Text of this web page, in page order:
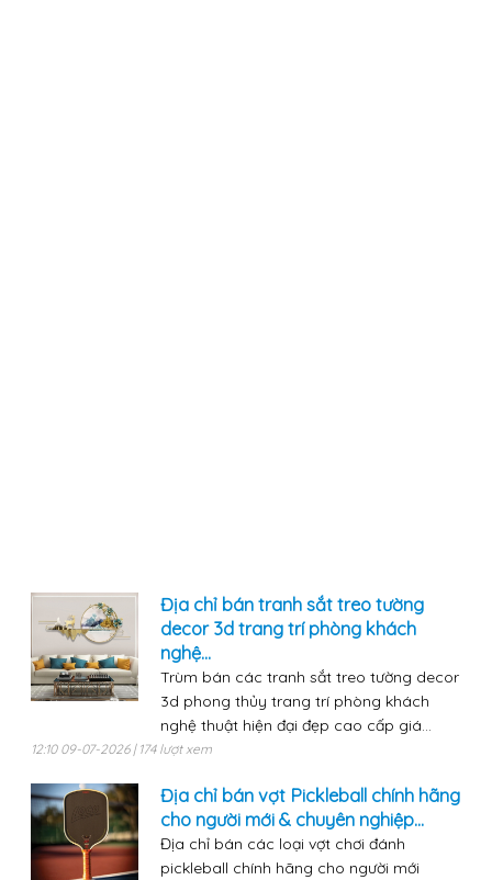
Địa chỉ bán tranh sắt treo tường
decor 3d trang trí phòng khách
nghệ...
Trùm bán các tranh sắt treo tường decor
3d phong thủy trang trí phòng khách
nghệ thuật hiện đại đẹp cao cấp giá...
12:10 09-07-2026 | 174 lượt xem
Địa chỉ bán vợt Pickleball chính hãng
cho người mới & chuyên nghiệp...
Địa chỉ bán các loại vợt chơi đánh
pickleball chính hãng cho người mới